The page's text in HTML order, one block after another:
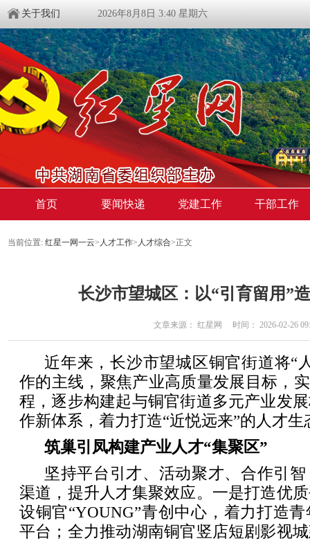
关于我们 2026年8月8日 3:40 星期六
首页 要闻快递 党建工作 干部工作
当前位置: 红星一网一云> 人才工作> 人才综合>正文
长沙市望城区：以“引育留用”
文章来源： 红星网 时间： 2026-02-26
近年来，长沙市望城区铜官街道将“
作的主线，聚焦产业高质量发展目标，
程，逐步构建起与铜官街道多元产业发
作新体系，着力打造“近悦远来”的人才生
筑巢引凤构建产业人才“集聚区”
坚持平台引才、活动聚才、合作引
渠道，提升人才集聚效应。一是打造优
设铜官“YOUNG”青创中心，着力打造
平台；全力推动湖南铜官竖店短剧影视